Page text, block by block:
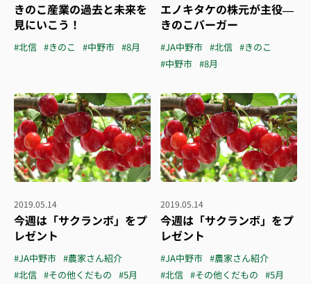
きのこ産業の過去と未来を
見にいこう！
#北信 #きのこ #中野市 #8月
エノキタケの株元が主役―
きのこバーガー
#JA中野市 #北信 #きのこ
#中野市 #8月
2019.05.14
今週は「サクランボ」をプ
レゼント
#JA中野市 #農家さん紹介
#北信 #その他くだもの #5月
2019.05.14
今週は「サクランボ」をプ
レゼント
#JA中野市 #農家さん紹介
#北信 #その他くだもの #5月